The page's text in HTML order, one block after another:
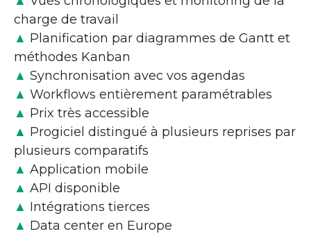
charge de travail
▲ Planification par diagrammes de Gantt et
méthodes Kanban
▲ Synchronisation avec vos agendas
▲ Workflows entièrement paramétrables
▲ Prix très accessible
▲ Progiciel distingué à plusieurs reprises par
plusieurs comparatifs
▲ Application mobile
▲ API disponible
▲ Intégrations tierces
▲ Data center en Europe